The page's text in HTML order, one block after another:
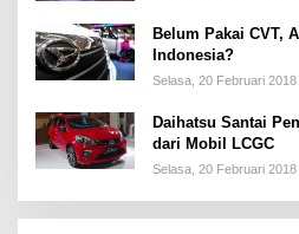
Belum Pakai CVT,
Indonesia?
Selasa, 20 Februari 2018
Daihatsu Santai
dari Mobil LCGC
Selasa, 20 Februari 2018